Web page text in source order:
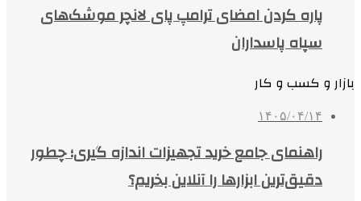
پاره کردن امضای ترامپ پای لانچر موشک‌های
سپاه پاسداران
بازار و کسب و کار
۱۴۰۵/۰۴/۱۴
راهنمای جامع خرید تجهیزات اندازه گیری؛ چطور
دقیق‌ترین ابزارها را آنلاین بخریم؟